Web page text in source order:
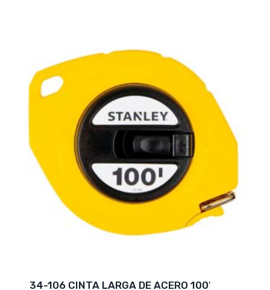
34-106 CINTA LARGA DE ACERO 100′